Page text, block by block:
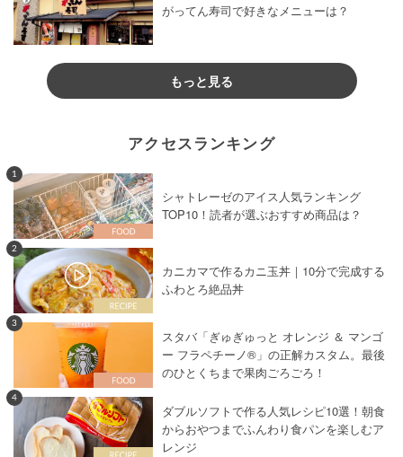
がってん寿司で好きなメニューは？
もっと見る
アクセスランキング
1
シャトレーゼのアイス人気ランキング
TOP10！読者が選ぶおすすめ商品は？
2
カニカマで作るカニ玉丼｜10分で完成する
ふわとろ絶品丼
3
スタバ「ぎゅぎゅっと オレンジ ＆ マンゴ
ー フラペチーノ®」の正解カスタム。最後
のひとくちまで果肉ごろごろ！
4
ダブルソフトで作る人気レシピ10選！朝食
からおやつまでふんわり食パンを楽しむア
レンジ